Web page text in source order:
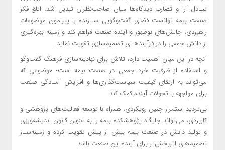
تبـادل آرا و تضارب دیدگاه‌ها میان صاحب‌نظران تبدیل شد. اتاق فکر
صنعت بیمه توانست فضای گفت‌وگویی سـازنده را پیرامون موضوعات
راهبردی، چالش‌های نوظهور و آینده صنعت فراهم کند و زمینه بهره‌گیری
از دانش جمعی را در فرآیندهـای تصمیم‌سازی تقویت نماید.
آنچه در این میان اهمیت دارد، تلاش برای نهادینه‌سازی فرهنگ گفت‌وگو
و استفاده از ظرفیت خرد جمعی در صنعت بیمه است؛ موضوعی که
می‌تواند به ارتقای کیفیت سیاست‌گذاری‌ها و افزایش آمـادگی صنعت
برای مواجهه با تحولات آینده کمک کند.
بی‌تردید استمرار چنین رویکردی، همراه با توسعه فعالیت‌های پژوهشی و
کاربردی، می‌تواند جایگاه پژوهشکده بیمه را به عنوان کانون اندیشه‌ورزی
و تولید دانش در صنعت بیمه بیش از پیش تقویت کرده و زمینه‌سـاز
تصمیم‌های اثربخش‌تر برای آینده این صنعت باشد.